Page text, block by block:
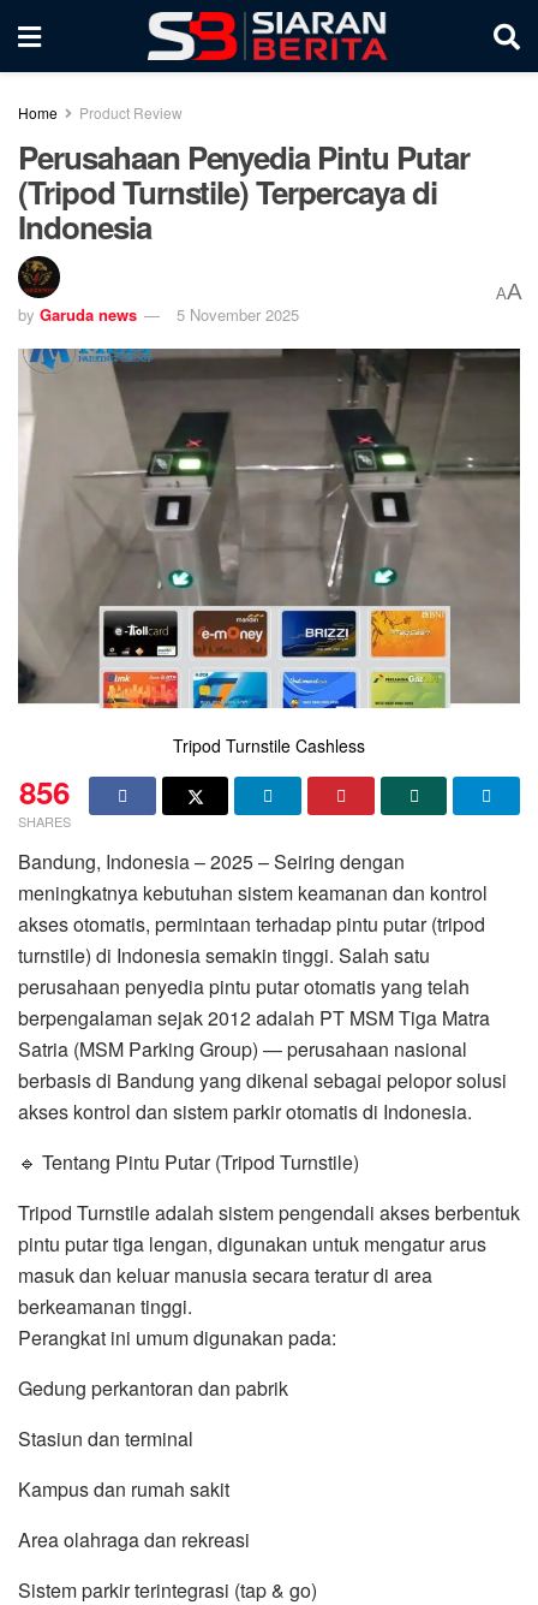
Home Product Review
Perusahaan Penyedia Pintu Putar
(Tripod Turnstile) Terpercaya di
Indonesia
by Garuda news 5 November 2025
AA
Tripod Turnstile Cashless
856
SHARES
Bandung, Indonesia – 2025 – Seiring dengan
meningkatnya kebutuhan sistem keamanan dan kontrol
akses otomatis, permintaan terhadap pintu putar (tripod
turnstile) di Indonesia semakin tinggi. Salah satu
perusahaan penyedia pintu putar otomatis yang telah
berpengalaman sejak 2012 adalah PT MSM Tiga Matra
Satria (MSM Parking Group) — perusahaan nasional
berbasis di Bandung yang dikenal sebagai pelopor solusi
akses kontrol dan sistem parkir otomatis di Indonesia.
🔹 Tentang Pintu Putar (Tripod Turnstile)
Tripod Turnstile adalah sistem pengendali akses berbentuk
pintu putar tiga lengan, digunakan untuk mengatur arus
masuk dan keluar manusia secara teratur di area
berkeamanan tinggi.
Perangkat ini umum digunakan pada:
Gedung perkantoran dan pabrik
Stasiun dan terminal
Kampus dan rumah sakit
Area olahraga dan rekreasi
Sistem parkir terintegrasi (tap & go)